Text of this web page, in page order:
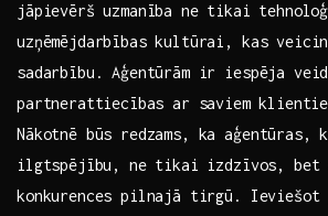
jāpievērš uzmanība ne tikai⁣
uzņēmējdarbības kultūrai, kas
sadarbību. Aģentūrām ir‌ iespēja
partnerattiecības ar saviem⁣
Nākotnē būs redzams, ka aģentūras,
ilgtspējību, ne tikai izdzīvos, bet
konkurences pilnajā tirgū. Ieviešot